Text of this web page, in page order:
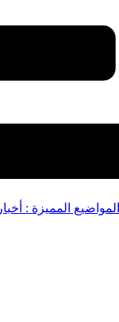
المواضيع المميزة :